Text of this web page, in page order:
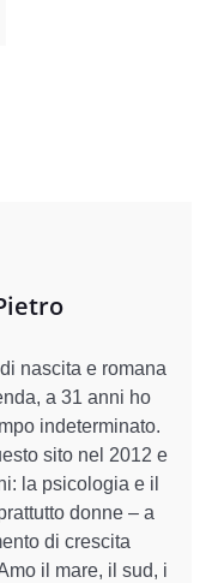
nascita e romana
a 31 anni ho
indeterminato.
sito nel 2012 e
la psicologia e il
donne – a
di crescita
il mare, il sud, i